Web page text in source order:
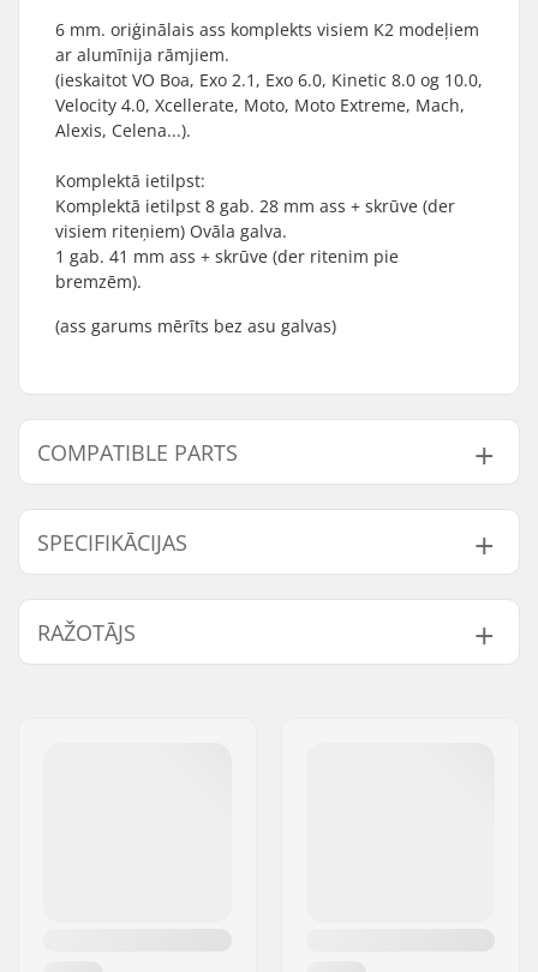
6 mm. oriģinālais ass komplekts visiem K2 modeļiem
ar alumīnija rāmjiem.
(ieskaitot VO Boa, Exo 2.1, Exo 6.0, Kinetic 8.0 og 10.0,
Velocity 4.0, Xcellerate, Moto, Moto Extreme, Mach,
Alexis, Celena...).
Komplektā ietilpst:
Komplektā ietilpst 8 gab. 28 mm ass + skrūve (der
visiem riteņiem) Ovāla galva.
1 gab. 41 mm ass + skrūve (der ritenim pie
bremzēm).
(ass garums mērīts bez asu galvas)
COMPATIBLE PARTS
Find products compatible with K2 Xcelerate axle set:
SPECIFIKĀCIJAS
Ass diametrs: 6mm
RAŽOTĀJS